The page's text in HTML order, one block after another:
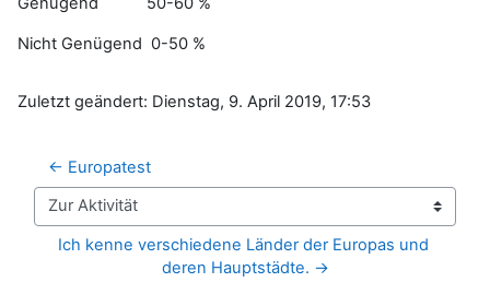
Nicht Genügend 0-50 %
Zuletzt geändert: Dienstag, 9. April 2019, 17:53
← Europatest
Zur Aktivität
Ich kenne verschiedene Länder der Europas und
deren Hauptstädte. →